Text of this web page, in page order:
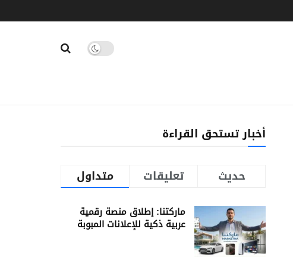
أخبار تستحق القراءة
متداول تعليقات حديث
ماركتنا: إطلاق منصة رقمية
عربية ذكية للإعلانات المبوبة